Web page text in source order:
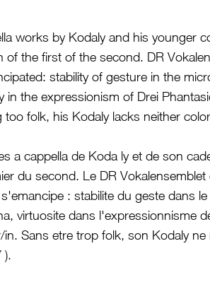
works by Kodaly and his younger
of the first of the second. DR
stability of gesture in the
in the expressionism of Drei
folk, his Kodaly lacks neither
a cappella de Koda ly et de son
du second. Le DR Vokalensemblet
: stabilite du geste dans
virtuosite dans l'expressionnisme
Sans etre trop folk, son Kodaly
).